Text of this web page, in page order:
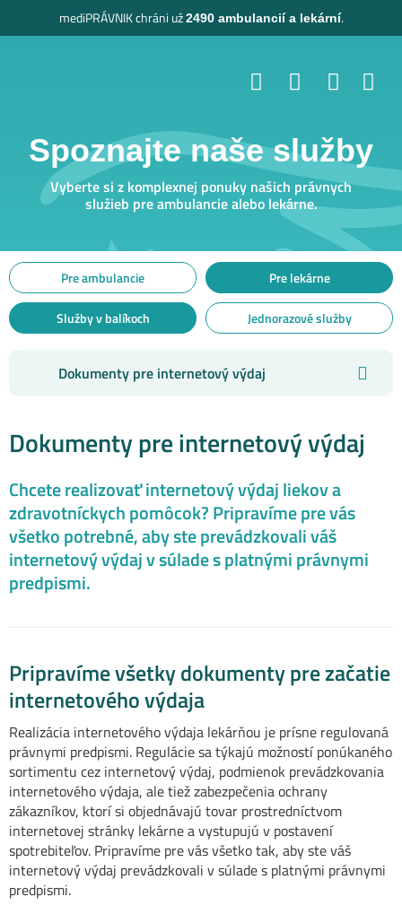
mediPRÁVNIKchráni už2490 ambulancií a lekární.
Spoznajte naše služby
Vyberte si z komplexnej ponuky našich právnych
služieb pre ambulancie alebo lekárne.
Pre ambulancie Pre lekárne
Služby v balíkoch Jednorazové služby
Dokumenty pre internetový výdaj
Podcasty
Články pre lekárne
Dokumenty pre internetový výdaj
Chcete realizovať internetový výdaj liekov a
zdravotníckych pomôcok? Pripravíme pre vás
všetko potrebné, aby ste prevádzkovali váš
internetový výdaj v súlade s platnými právnymi
predpismi.
Pripravíme všetky dokumenty pre začatie
internetového výdaja
Realizácia internetového výdaja lekárňou je prísne regulovaná
právnymi predpismi. Regulácie sa týkajú možností ponúkaného
sortimentu cez internetový výdaj, podmienok prevádzkovania
internetového výdaja, ale tiež zabezpečenia ochrany
zákazníkov, ktorí si objednávajú tovar prostredníctvom
internetovej stránky lekárne a vystupujú v postavení
spotrebiteľov. Pripravíme pre vás všetko tak, aby ste váš
internetový výdaj prevádzkovali v súlade s platnými právnymi
predpismi.